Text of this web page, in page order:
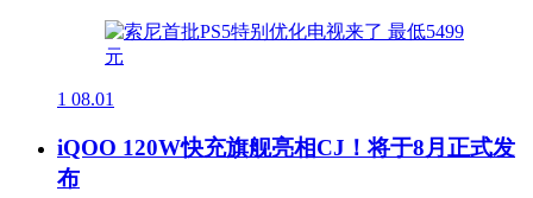
1 08.01
iQOO 120W快充旗舰亮相CJ！将于8月正式发
布